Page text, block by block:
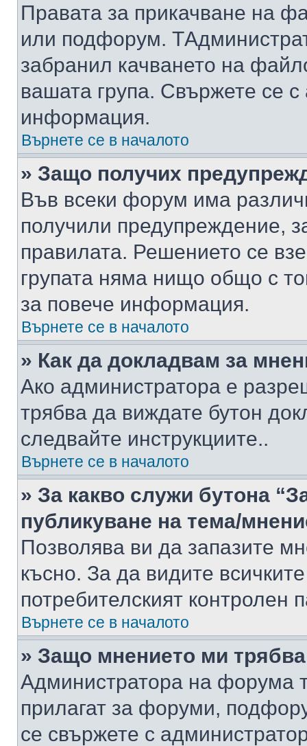
Правата за прикачване на
или подфорум.
забранил качването на
вашата група. Свържете се
информация.
Върнете се в началото
» Защо получих
Във всеки форум има
получили предупреждение,
правилата. Решението се
групата няма нищо общо с
за повече информация.
Върнете се в началото
» Как да докладвам за
Ако администратора е
трябва да виждате бутон
следвайте инструкциите..
Върнете се в началото
» За какво служи бутона
публикуване на тема/
Позволява ви да запазите
късно. За да видите
потребителският контролен
Върнете се в началото
» Защо мнението ми
Администратора на форума
прилагат за форуми,
се свържете с